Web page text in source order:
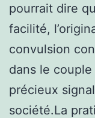
pourrait dire
facilité,
convulsion
dans le couple
précieux
société.La